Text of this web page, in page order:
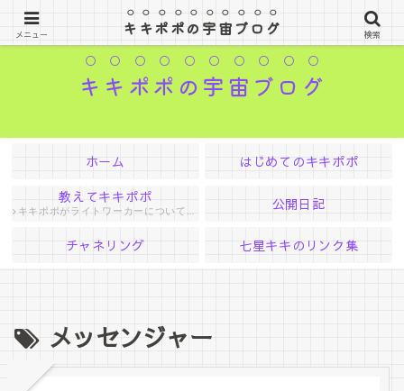
はるか遠く宇宙の果てからやってきたお姫様
キキポポの宇宙ブログ
ホーム
はじめてのキキポポ
教えてキキポポ
キキポポがライトワーカーについて色々教えてくれる 公開日記
チャネリング 七星キキのリンク集
メッセンジャー
メニュー キキポポの宇宙ブログ 検索